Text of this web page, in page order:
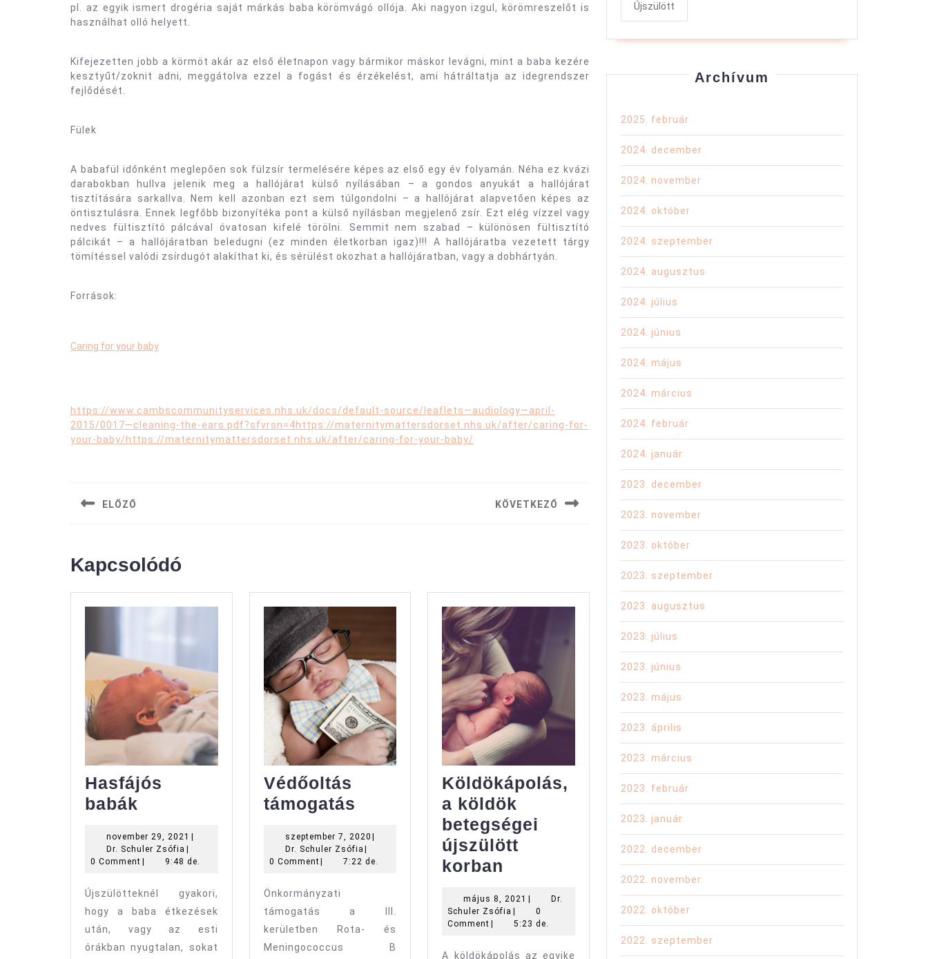
pl. az egyik ismert drogéria saját márkás baba körömvágó ollója. Aki nagyon izgul, körömreszelőt is
használhat olló helyett.
Kifejezetten jobb a körmöt akár az első életnapon vagy bármikor máskor levágni, mint a baba kezére
kesztyűt/zoknit adni, meggátolva ezzel a fogást és érzékelést, ami hátráltatja az idegrendszer
fejlődését.
Fülek
A babafül időnként meglepően sok fülzsír termelésére képes az első egy év folyamán. Néha ez kvázi
darabokban hullva jelenik meg a hallójárat külső nyílásában – a gondos anyukát a hallójárat
tisztítására sarkallva. Nem kell azonban ezt sem túlgondolni – a hallójárat alapvetően képes az
öntisztulásra. Ennek legfőbb bizonyítéka pont a külső nyílásban megjelenő zsír. Ezt elég vízzel vagy
nedves fültisztító pálcával óvatosan kifelé törölni. Semmit nem szabad – különösen fültisztító
pálcikát – a hallójáratban beledugni (ez minden életkorban igaz)!!! A hallójáratba vezetett tárgy
tömítéssel valódi zsírdugót alakíthat ki, és sérülést okozhat a hallójáratban, vagy a dobhártyán.
Források:
Caring for your baby
https://www.cambscommunityservices.nhs.uk/docs/default-source/leaflets—audiology—april-
2015/0017—cleaning-the-ears.pdf?sfvrsn=4https://maternitymattersdorset.nhs.uk/after/caring-for-
your-baby/https://maternitymattersdorset.nhs.uk/after/caring-for-your-baby/
navigáció
ELŐZŐ KÖVETKEZŐ
Kapcsolódó
Hasfájós
babák
november 29, 2021 november
2021
|
Dr. Schuler Zsófia Dr.
Schuler
|
0 Comment | 9:48 de.
Újszülötteknél gyakori,
hogy a baba étkezések
után, vagy az esti
órákban nyugtalan, sokat
Védőoltás
támogatás Védőoltás
támogatás
szeptember 7, 2020 szeptember
2020
|
Dr. Schuler Zsófia Dr.
Schuler
|
0 Comment| 7:22 de.
Önkormányzati
támogatás a III.
kerületben Rota- és
Meningococcus B
Köldökápolás,
a köldök
betegségei
újszülött
korban Köldökápolás,
köldök
betegségei
újszülött
május 8, 2021 május
2021
|
Dr.
Schuler Zsófia Dr.
Schuler
|
0
Comment | 5:23 de.
A köldökápolás az egyike
Újszülött
Archívum
2025. február
2024. december
2024. november
2024. október
2024. szeptember
2024. augusztus
2024. július
2024. június
2024. május
2024. március
2024. február
2024. január
2023. december
2023. november
2023. október
2023. szeptember
2023. augusztus
2023. július
2023. június
2023. május
2023. április
2023. március
2023. február
2023. január
2022. december
2022. november
2022. október
2022. szeptember